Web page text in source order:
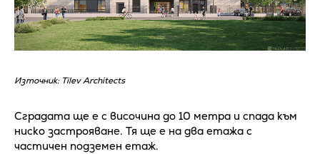
Източник: Tilev Architects
Сградата ще е с височина до 10 метра и спада към
ниско застрояване. Тя ще е на два етажа с
частичен подземен етаж.